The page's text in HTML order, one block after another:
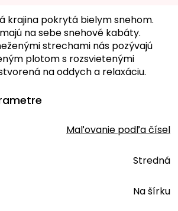
krajina pokrytá bielym snehom.
na sebe snehové kabáty.
strechami nás pozývajú
plotom s rozsvietenými
na oddych a relaxáciu.
Maľovanie podľa čísel
Stredná
Na šírku